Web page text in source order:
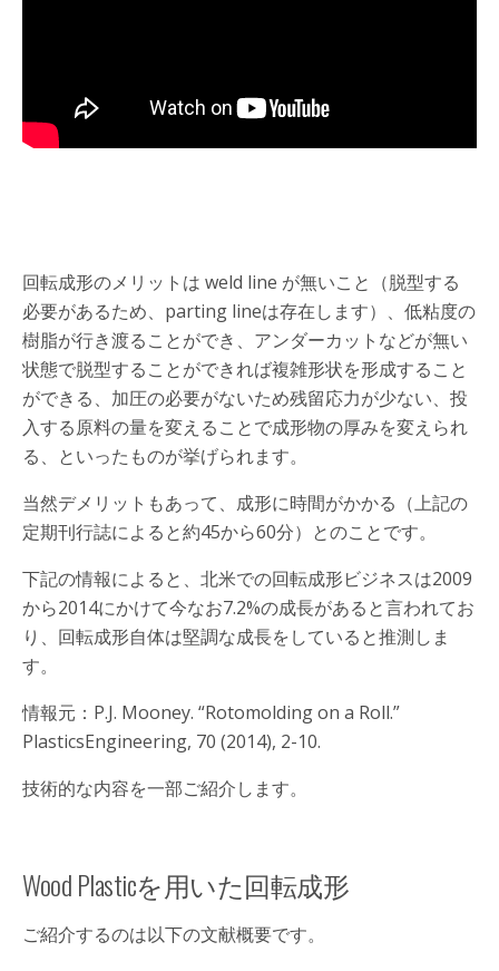
回転成形のメリットは weld line が無いこと（脱型する
必要があるため、parting lineは存在します）、低粘度の
樹脂が行き渡ることができ、アンダーカットなどが無い
状態で脱型することができれば複雑形状を形成すること
ができる、加圧の必要がないため残留応力が少ない、投
入する原料の量を変えることで成形物の厚みを変えられ
る、といったものが挙げられます。
当然デメリットもあって、成形に時間がかかる（上記の
定期刊行誌によると約45から60分）とのことです。
下記の情報によると、北米での回転成形ビジネスは2009
から2014にかけて今なお7.2%の成長があると言われてお
り、回転成形自体は堅調な成長をしていると推測しま
す。
情報元：P.J. Mooney. “Rotomolding on a Roll.”
PlasticsEngineering, 70 (2014), 2-10.
技術的な内容を一部ご紹介します。
Wood Plasticを用いた回転成形
ご紹介するのは以下の文献概要です。